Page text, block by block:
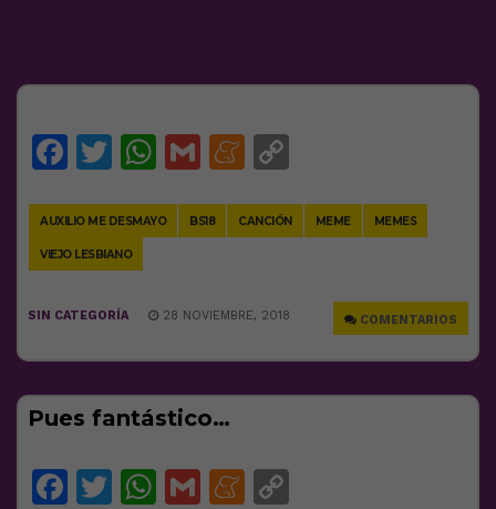
Facebook
Twitter
WhatsApp
GmailMeneame
AUXILIO ME DESMAYO BS18 CANCIÓN MEME MEMES
VIEJO LESBIANO
COMENTARIOS
SIN CATEGORÍA 28 NOVIEMBRE, 2018
Pues fantástico…
Facebook
Twitter
WhatsApp
GmailMeneame